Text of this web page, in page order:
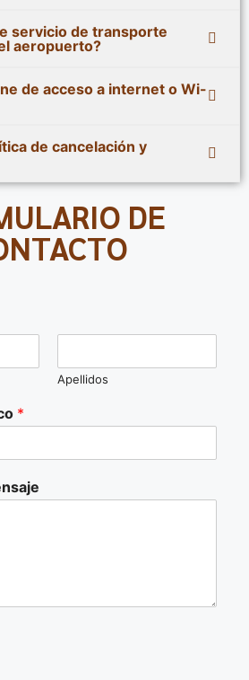
servicio de transporte
aeropuerto?
de acceso a internet o Wi-
de cancelación y
DE
Apellidos
*